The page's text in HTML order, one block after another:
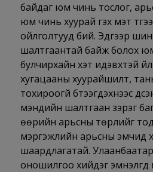
байдаг юм чинь тослог,
юм чинь хуурай гэх мэт
ойлголтууд бий. Эдгээр
шалтгаантай байж болох
булчирхайн хэт идэвхтэй
хугацааны хуурайшилт,
тохироогүй бүтээгдэхүүнээс
мэндийн шалтгаан зэрэг
өөрийн арьсны төрлийг
мэргэжлийн арьсны эмчид
шаардлагатай. Улаанбаатар
оношилгоо хийдэг эмнэлгүүд